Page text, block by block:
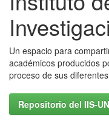
Un espacio para
académicos producidos
proceso de sus
Repositorio del IIS-